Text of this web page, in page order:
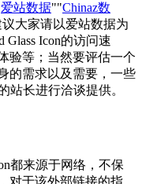
爱站数据""Chinaz数
大家请以爱站数据为
Icon的访问速
验等；当然要评估一个
的需求以及需要，一些
站长进行洽谈提供。
都来源于网络，不保